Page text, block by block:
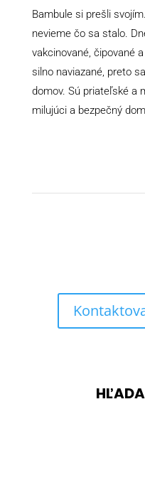
Bambule si prešli
nevieme čo sa stalo.
vakcinované, čipované
silno naviazané, preto
domov. Sú priateľské a
milujúci a bezpečný